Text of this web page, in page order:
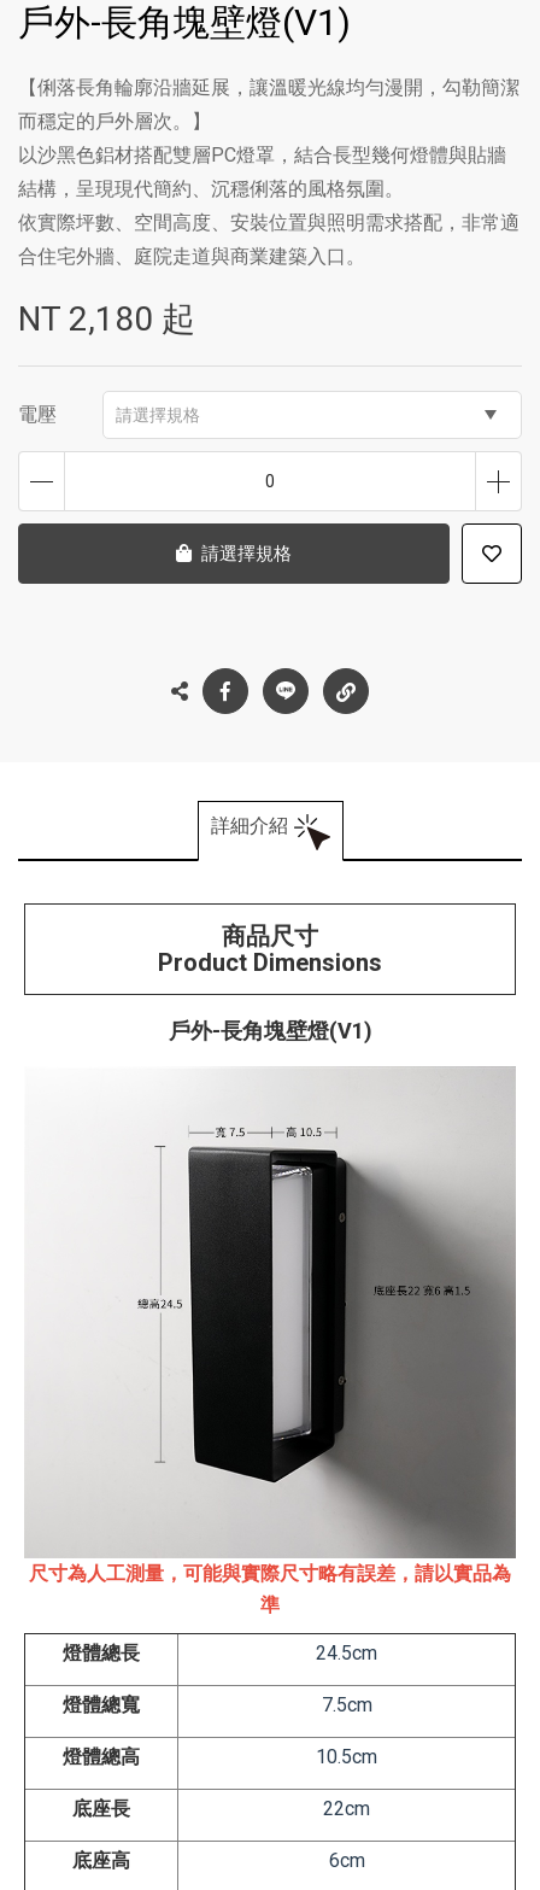
戶外-長角塊壁燈(V1)
【俐落長角輪廓沿牆延展，讓溫暖光線均勻漫開，勾勒簡潔
而穩定的戶外層次。】
以沙黑色鋁材搭配雙層PC燈罩，結合長型幾何燈體與貼牆
結構，呈現現代簡約、沉穩俐落的風格氛圍。
依實際坪數、空間高度、安裝位置與照明需求搭配，非常適
合住宅外牆、庭院走道與商業建築入口。
NT 2,180 起
電壓 請選擇規格
0
請選擇規格
詳細介紹
商品尺寸
Product Dimensions
戶外-長角塊壁燈(V1)
尺寸為人工測量，可能與實際尺寸略有誤差，請以實品為
準
燈體總長 24.5cm
燈體總寬 7.5cm
燈體總高 10.5cm
底座長 22cm
底座高 6cm